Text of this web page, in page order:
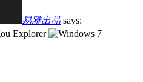
易雅出品 says: